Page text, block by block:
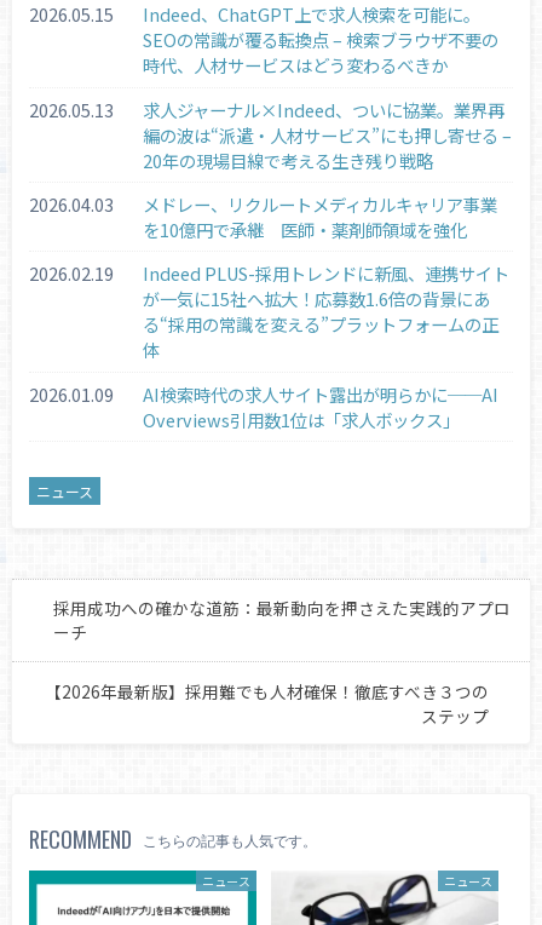
2026.05.15
Indeed、ChatGPT上で求人検索を可能に。
SEOの常識が覆る転換点 – 検索ブラウザ不要の
時代、人材サービスはどう変わるべきか
2026.05.13
求人ジャーナル×Indeed、ついに協業。業界再
編の波は“派遣・人材サービス”にも押し寄せる –
20年の現場目線で考える生き残り戦略
2026.04.03
メドレー、リクルートメディカルキャリア事業
を10億円で承継 医師・薬剤師領域を強化
2026.02.19
Indeed PLUS-採用トレンドに新風、連携サイト
が一気に15社へ拡大！応募数1.6倍の背景にあ
る“採用の常識を変える”プラットフォームの正
体
2026.01.09
AI検索時代の求人サイト露出が明らかに──AI
Overviews引用数1位は「求人ボックス」
ニュース
採用成功への確かな道筋：最新動向を押さえた実践的アプロ
ーチ
【2026年最新版】採用難でも人材確保！徹底すべき３つの
ステップ
RECOMMEND こちらの記事も人気です。
ニュース ニュース